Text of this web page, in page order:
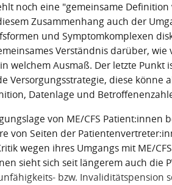
noch eine "gemeinsame Definition
Zusammenhang auch der
und Symptomkomplexen
Verständnis darüber, wie
welchem Ausmaß. Der letzte Punkt
Versorgungsstrategie, diese könne
Datenlage und
von ME/CFS Patient:innen
von Seiten der
wegen ihres Umgangs mit ME/
sieht sich seit längerem auch die
bzw. Invaliditätspension